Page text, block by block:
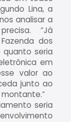
Lina, a
analisar a
“Já
dos
seria
em
valor ao
junto ao
seria